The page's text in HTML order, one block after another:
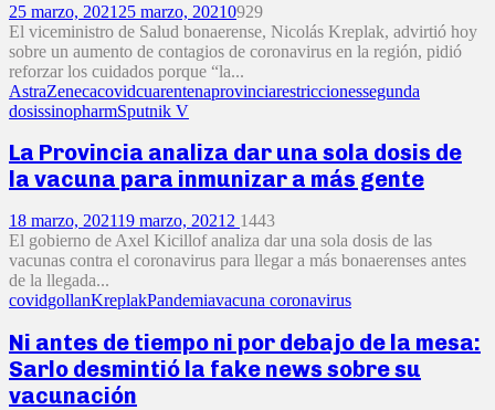
25 marzo, 2021 25 marzo, 20210929
El viceministro de Salud bonaerense, Nicolás Kreplak, advirtió hoy
sobre un aumento de contagios de coronavirus en la región, pidió
reforzar los cuidados porque “la...
AstraZenecacovidcuarentenaprovinciarestriccionessegunda
dosissinopharmSputnik V
La Provincia analiza dar una sola dosis de
la vacuna para inmunizar a más gente
18 marzo, 202119 marzo, 2021 2 1443
El gobierno de Axel Kicillof analiza dar una sola dosis de las
vacunas contra el coronavirus para llegar a más bonaerenses antes
de la llegada...
covidgollanKreplakPandemiavacuna coronavirus
Ni antes de tiempo ni por debajo de la mesa:
Sarlo desmintió la fake news sobre su
vacunación